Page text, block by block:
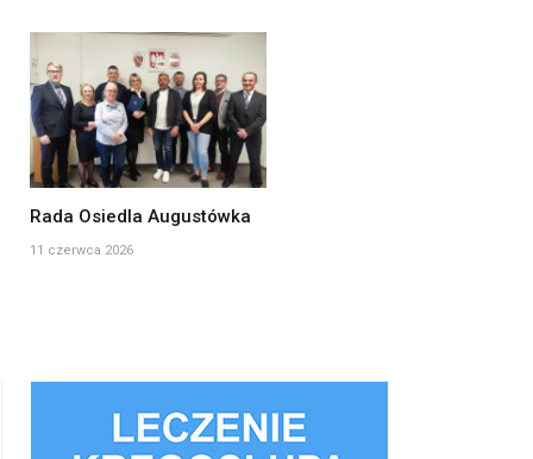
Rada Osiedla Augustówka
11 czerwca 2026